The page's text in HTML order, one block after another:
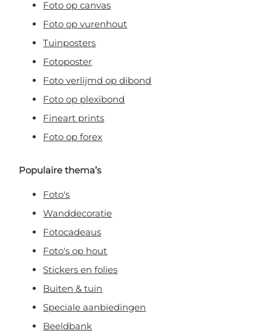
Foto op canvas
Foto op vurenhout
Tuinposters
Fotoposter
Foto verlijmd op dibond
Foto op plexibond
Fineart prints
Foto op forex
Populaire thema’s
Foto's
Wanddecoratie
Fotocadeaus
Foto's op hout
Stickers en folies
Buiten & tuin
Speciale aanbiedingen
Beeldbank